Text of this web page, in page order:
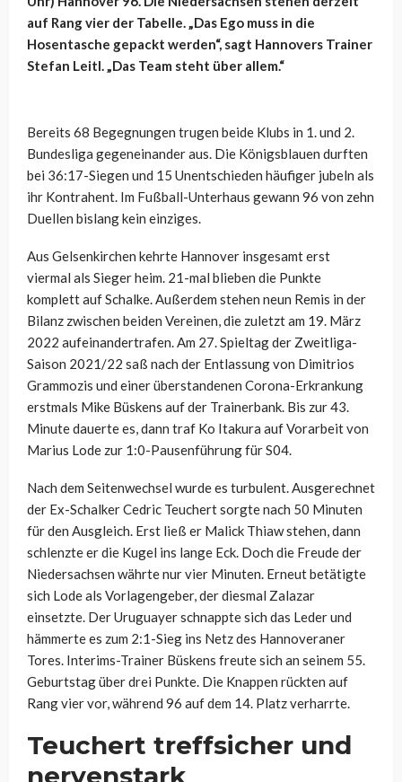
auf Rang vier der Tabelle. „Das Ego muss in die
Hosentasche gepackt werden“, sagt Hannovers Trainer
Stefan Leitl. „Das Team steht über allem.“
Bereits 68 Begegnungen trugen beide Klubs in 1. und 2.
Bundesliga gegeneinander aus. Die Königsblauen durften
bei 36:17-Siegen und 15 Unentschieden häufiger jubeln als
ihr Kontrahent. Im Fußball-Unterhaus gewann 96 von zehn
Duellen bislang kein einziges.
Aus Gelsenkirchen kehrte Hannover insgesamt erst
viermal als Sieger heim. 21-mal blieben die Punkte
komplett auf Schalke. Außerdem stehen neun Remis in der
Bilanz zwischen beiden Vereinen, die zuletzt am 19. März
2022 aufeinandertrafen. Am 27. Spieltag der Zweitliga-
Saison 2021/22 saß nach der Entlassung von Dimitrios
Grammozis und einer überstandenen Corona-Erkrankung
erstmals Mike Büskens auf der Trainerbank. Bis zur 43.
Minute dauerte es, dann traf Ko Itakura auf Vorarbeit von
Marius Lode zur 1:0-Pausenführung für S04.
Nach dem Seitenwechsel wurde es turbulent. Ausgerechnet
der Ex-Schalker Cedric Teuchert sorgte nach 50 Minuten
für den Ausgleich. Erst ließ er Malick Thiaw stehen, dann
schlenzte er die Kugel ins lange Eck. Doch die Freude der
Niedersachsen währte nur vier Minuten. Erneut betätigte
sich Lode als Vorlagengeber, der diesmal Zalazar
einsetzte. Der Uruguayer schnappte sich das Leder und
hämmerte es zum 2:1-Sieg ins Netz des Hannoveraner
Tores. Interims-Trainer Büskens freute sich an seinem 55.
Geburtstag über drei Punkte. Die Knappen rückten auf
Rang vier vor, während 96 auf dem 14. Platz verharrte.
Teuchert treffsicher und
nervenstark